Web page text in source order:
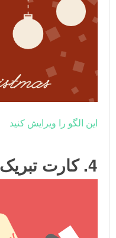
این الگو را ویرایش کنید
4. کارت تبریک کریسمس بابانوئل